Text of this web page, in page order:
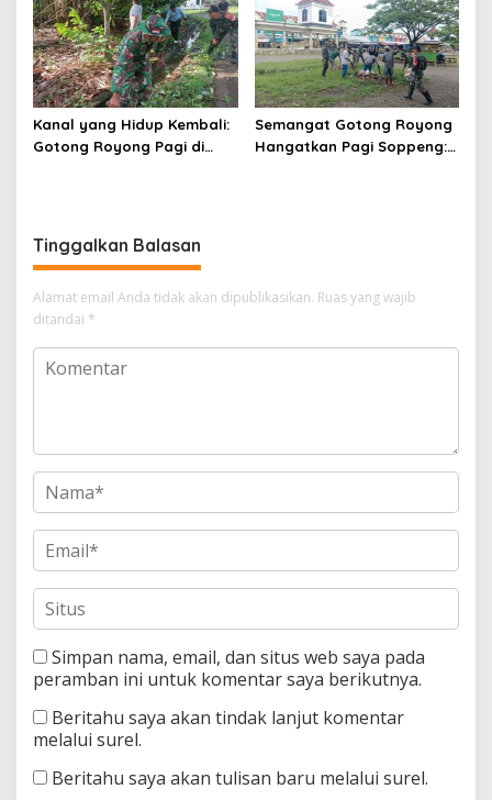
Juang TNI AD
Kanal yang Hidup Kembali:
Gotong Royong Pagi di
Semangat Gotong Royong
Hangatkan Pagi Soppeng:
Tinggalkan Balasan
Alamat email Anda tidak akan dipublikasikan. Ruas yang wajib
ditandai *
Simpan nama, email, dan situs web saya pada
peramban ini untuk komentar saya berikutnya.
Beritahu saya akan tindak lanjut komentar
melalui surel.
Beritahu saya akan tulisan baru melalui surel.